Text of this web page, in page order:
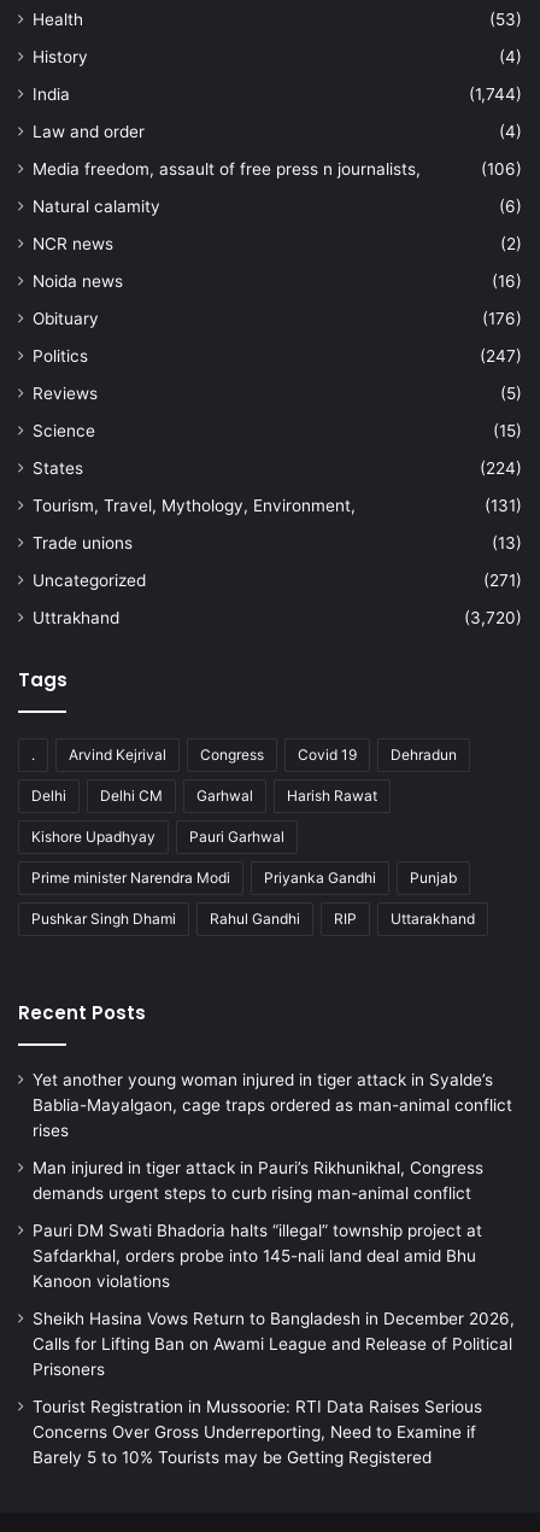
Health
(53)
History
(4)
India
(1,744)
Law and order
(4)
Media freedom, assault of free press n journalists,
(106)
Natural calamity
(6)
NCR news
(2)
Noida news
(16)
Obituary
(176)
Politics
(247)
Reviews
(5)
Science
(15)
States
(224)
Tourism, Travel, Mythology, Environment,
(131)
Trade unions
(13)
Uncategorized
(271)
Uttrakhand
(3,720)
Tags
. Arvind Kejrival Congress Covid 19 Dehradun
Delhi Delhi CM Garhwal Harish Rawat
Kishore Upadhyay Pauri Garhwal
Prime minister Narendra Modi Priyanka Gandhi Punjab
Pushkar Singh Dhami Rahul Gandhi RIP Uttarakhand
Recent Posts
Yet another young woman injured in tiger attack in Syalde’s
Bablia-Mayalgaon, cage traps ordered as man-animal conflict
rises
Man injured in tiger attack in Pauri’s Rikhunikhal, Congress
demands urgent steps to curb rising man-animal conflict
Pauri DM Swati Bhadoria halts “illegal” township project at
Safdarkhal, orders probe into 145-nali land deal amid Bhu
Kanoon violations
Sheikh Hasina Vows Return to Bangladesh in December 2026,
Calls for Lifting Ban on Awami League and Release of Political
Prisoners
Tourist Registration in Mussoorie: RTI Data Raises Serious
Concerns Over Gross Underreporting, Need to Examine if
Barely 5 to 10% Tourists may be Getting Registered